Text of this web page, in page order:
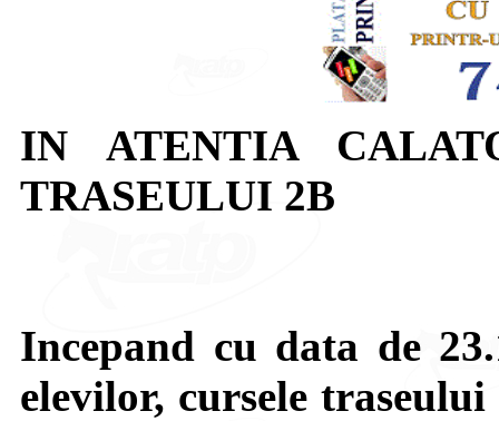
IN ATENTIA
TRASEULUI 2B
Incepand cu data de
elevilor, cursele